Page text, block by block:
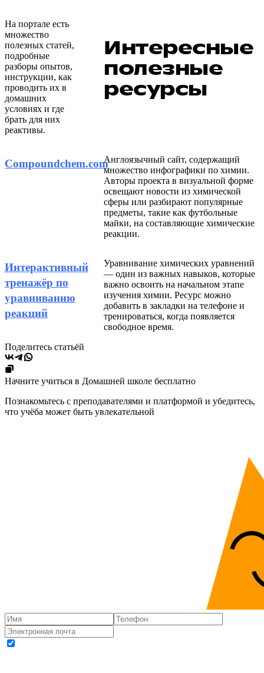
На портале есть
множество
полезных статей,
подробные
разборы опытов,
инструкции, как
проводить их в
домашних
условиях и где
брать для них
реактивы.
Интересные
полезные
ресурсы
Сompoundchem.comАнглоязычный сайт, содержащий
множество инфографики по химии.
Авторы проекта в визуальной форме
освещают новости из химической
сферы или разбирают популярные
предметы, такие как футбольные
майки, на составляющие химические
реакции.
Интерактивный
тренажёр по
уравниванию
реакций
Уравнивание химических уравнений
— один из важных навыков, которые
важно освоить на начальном этапе
изучения химии. Ресурс можно
добавить в закладки на телефоне и
тренироваться, когда появляется
свободное время.
Поделитесь статьёй
Начните учиться в Домашней школе бесплатно
Познакомьтесь с преподавателями и платформой и убедитесь,
что учёба может быть увлекательной